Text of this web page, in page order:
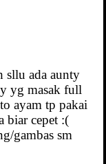
sllu ada aunty
yg masak full
ayam tp pakai
biar cepet :(
gambas sm